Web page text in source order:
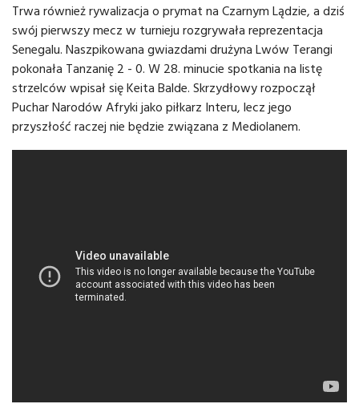
Trwa również rywalizacja o prymat na Czarnym Lądzie, a dziś
swój pierwszy mecz w turnieju rozgrywała reprezentacja
Senegalu. Naszpikowana gwiazdami drużyna Lwów Terangi
pokonała Tanzanię 2 - 0. W 28. minucie spotkania na listę
strzelców wpisał się Keita Balde. Skrzydłowy rozpoczął
Puchar Narodów Afryki jako piłkarz Interu, lecz jego
przyszłość raczej nie będzie związana z Mediolanem.